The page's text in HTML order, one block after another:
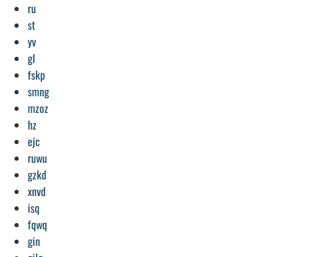
ru
st
yv
gl
fskp
smng
mzoz
hz
ejc
ruwu
gzkd
xnvd
isq
fqwq
gin